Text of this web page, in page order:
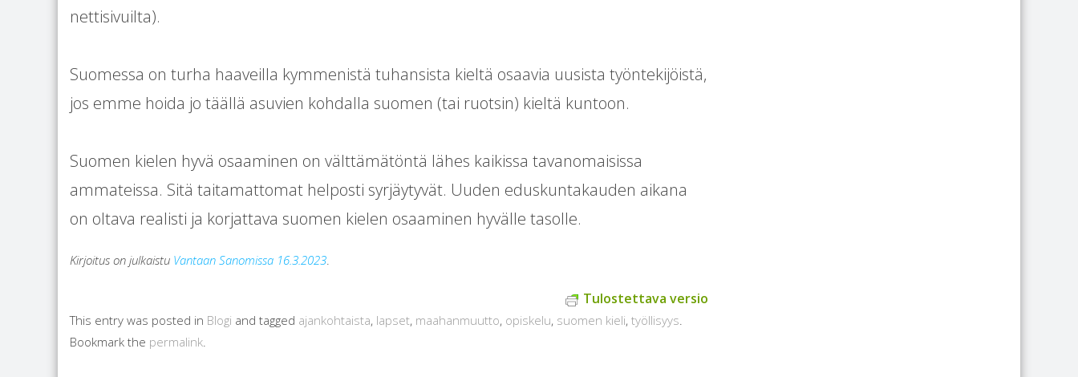
nettisivuilta).
Suomessa on turha haaveilla kymmenistä tuhansista kieltä osaavia uusista työntekijöistä,
jos emme hoida jo täällä asuvien kohdalla suomen (tai ruotsin) kieltä kuntoon.
Suomen kielen hyvä osaaminen on välttämätöntä lähes kaikissa tavanomaisissa
ammateissa. Sitä taitamattomat helposti syrjäytyvät. Uuden eduskuntakauden aikana
on oltava realisti ja korjattava suomen kielen osaaminen hyvälle tasolle.
Kirjoitus on julkaistu Vantaan Sanomissa 16.3.2023.
Tulostettava versio
This entry was posted in Blogi and tagged ajankohtaista, lapset, maahanmuutto, opiskelu, suomen kieli, työllisyys.
Bookmark the permalink.